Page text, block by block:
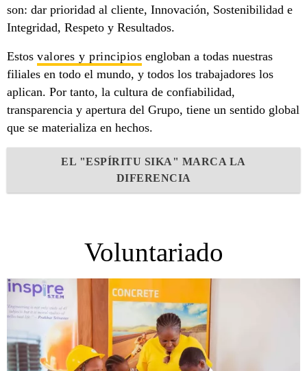
son: dar prioridad al cliente, Innovación, Sostenibilidad e
Integridad, Respeto y Resultados.
Estos valores y principios engloban a todas nuestras
filiales en todo el mundo, y todos los trabajadores los
aplican. Por tanto, la cultura de confiabilidad,
transparencia y apertura del Grupo, tiene un sentido global
que se materializa en hechos.
EL "ESPÍRITU SIKA" MARCA LA
DIFERENCIA
Voluntariado